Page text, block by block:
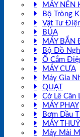
MÁY NÉN
Bộ Tròng
Vật Tư
BÚA
MÁY BẮN
Bộ Đồ
Ổ Cắm
MÁY CƯA
Máy Gia
QUẠT
Cờ Lê Cân
MÁY PHAY
Bơm Dầu
MÁY
Máy Mài